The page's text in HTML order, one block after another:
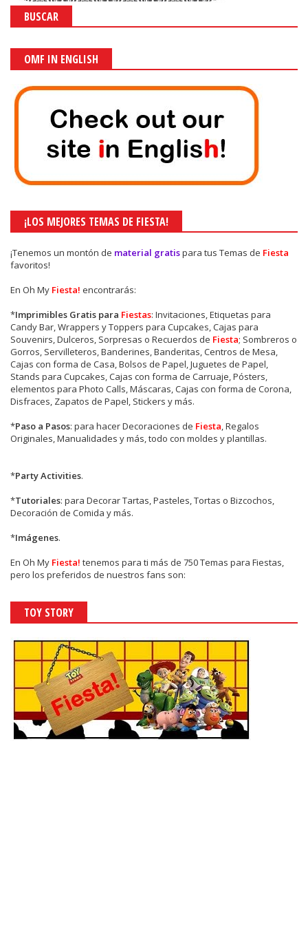
BUSCAR
OMF IN ENGLISH
¡LOS MEJORES TEMAS DE FIESTA!
¡Tenemos un montón de material gratispara tus Temas de Fiesta
favoritos!
En Oh My Fiesta! encontrarás:
*Imprimibles Gratis para Fiestas: Invitaciones, Etiquetas para
Candy Bar, Wrappers y Toppers para Cupcakes, Cajas para
Souvenirs, Dulceros, Sorpresas o Recuerdos de Fiesta; Sombreros o
Gorros, Servilleteros, Banderines, Banderitas, Centros de Mesa,
Cajas con forma de Casa, Bolsos de Papel, Juguetes de Papel,
Stands para Cupcakes, Cajas con forma de Carruaje, Pósters,
elementos para Photo Calls, Máscaras, Cajas con forma de Corona,
Disfraces, Zapatos de Papel, Stickers y más.
*Paso a Pasos: para hacer Decoraciones de Fiesta, Regalos
Originales, Manualidades y más, todo con moldes y plantillas.
*Party Activities.
*Tutoriales: para Decorar Tartas, Pasteles, Tortas o Bizcochos,
Decoración de Comida y más.
*Imágenes.
En Oh My Fiesta! tenemos para ti más de 750 Temas para Fiestas,
pero los preferidos de nuestros fans son:
TOY STORY